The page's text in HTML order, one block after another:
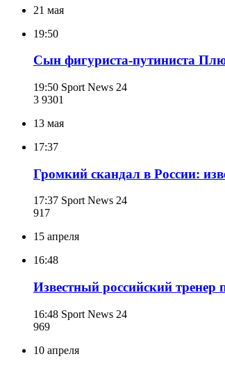
21 мая
19:50
Сын фигуриста-путиниста
19:50 Sport News 24
3 9301
13 мая
17:37
Громкий скандал в России:
17:37 Sport News 24
917
15 апреля
16:48
Известный российский
16:48 Sport News 24
969
10 апреля